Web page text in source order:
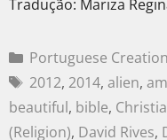
Tradução: Mariza
Portuguese
2012, 2014, alien,
beautiful, bible,
(Religion), David Rives,